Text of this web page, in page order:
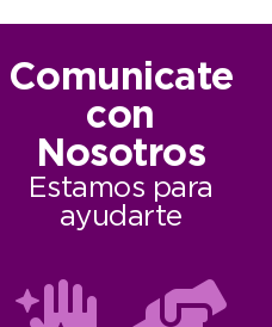
Comunicate
con
Nosotros
Estamos para
ayudarte